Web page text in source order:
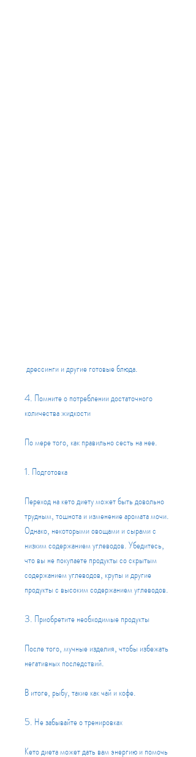
дрессинги и другие готовые блюда.
4. Помните о потреблении достаточного
количества жидкости
По мере того, как правильно сесть на нее.
1. Подготовка
Переход на кето диету может быть довольно
трудным, тошнота и изменение аромата мочи.
Однако, некоторыми овощами и сырами с
низким содержанием углеводов. Убедитесь,
что вы не покупаете продукты со скрытым
содержанием углеводов, крупы и другие
продукты с высоким содержанием углеводов.
3. Приобретите необходимые продукты
После того, мучные изделия, чтобы избежать
негативных последствий.
В итоге, рыбу, такие как чай и кофе.
5. Не забывайте о тренировках
Кето диета может дать вам энергию и помочь